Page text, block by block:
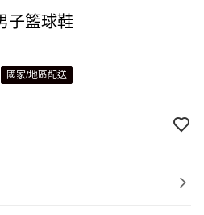
子籃球鞋
國家/地區配送